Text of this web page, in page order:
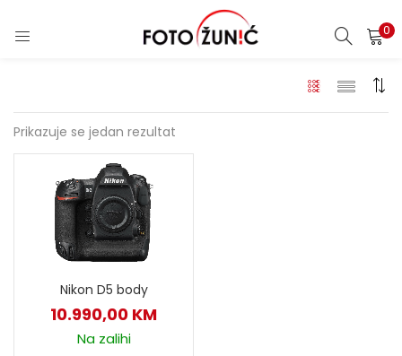
0
Prikazuje se jedan rezultat
Nikon D5 body
10.990,00 KM
Na zalihi